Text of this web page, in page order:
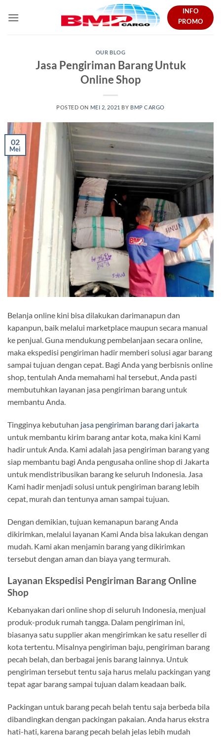
INFO
PROMO
OUR BLOG
Jasa Pengiriman Barang Untuk
Online Shop
POSTED ON MEI 2, 2021 BY BMP CARGO
02
Mei
Belanja online kini bisa dilakukan darimanapun dan
kapanpun, baik melalui marketplace maupun secara manual
ke penjual. Guna mendukung pembelanjaan secara online,
maka ekspedisi pengiriman hadir memberi solusi agar barang
sampai tujuan dengan cepat. Bagi Anda yang berbisnis online
shop, tentulah Anda memahami hal tersebut, Anda pasti
membutuhkan layanan jasa pengiriman barang untuk
membantu Anda.
Tingginya kebutuhan jasa pengiriman barang dari jakarta
untuk membantu kirim barang antar kota, maka kini Kami
hadir untuk Anda. Kami adalah jasa pengiriman barang yang
siap membantu bagi Anda pengusaha online shop di Jakarta
untuk mendistribusikan barang ke seluruh Indonesia. Jasa
Kami hadir menjadi solusi untuk pengiriman barang lebih
cepat, murah dan tentunya aman sampai tujuan.
Dengan demikian, tujuan kemanapun barang Anda
dikirimkan, melalui layanan Kami Anda bisa lakukan dengan
mudah. Kami akan menjamin barang yang dikirimkan
tersebut dengan aman dan biaya yang termurah.
Layanan Ekspedisi Pengiriman Barang Online
Shop
Kebanyakan dari online shop di seluruh Indonesia, menjual
produk-produk rumah tangga. Dalam pengiriman ini,
biasanya satu supplier akan mengirimkan ke satu reseller di
kota tertentu. Misalnya pengiriman baju, pengiriman barang
pecah belah, dan berbagai jenis barang lainnya. Untuk
pengiriman tersebut tentu saja harus melalu packingan yang
tepat agar barang sampai tujuan dalam keadaan baik.
Packingan untuk barang pecah belah tentu saja berbeda bila
dibandingkan dengan packingan pakaian. Anda harus ekstra
hati-hati, karena barang pecah belah jelas lebih mudah